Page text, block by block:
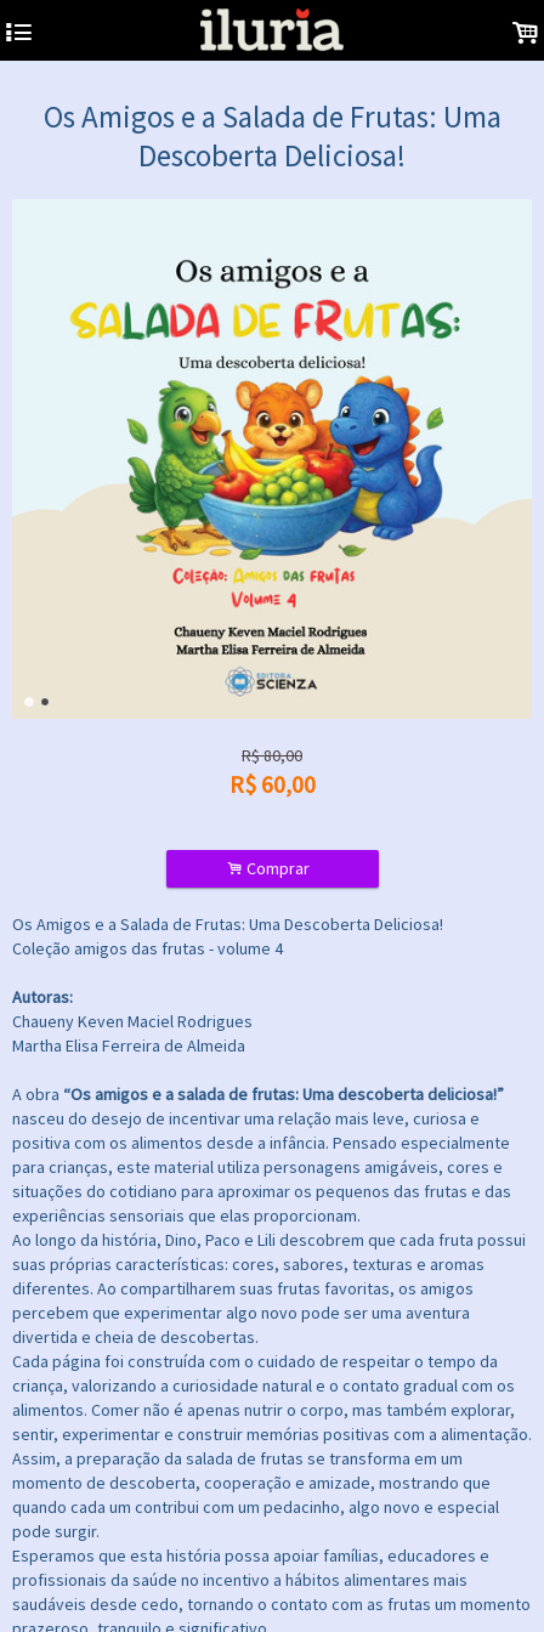
4 .
Os Amigos e a Salada de Frutas: Uma
Descoberta Deliciosa!
R$80,00
R$ 60,00
. Comprar
Os Amigos e a Salada de Frutas: Uma Descoberta Deliciosa!
Coleção amigos das frutas - volume 4
Autoras:
Chaueny Keven Maciel Rodrigues
Martha Elisa Ferreira de Almeida
A obra “Os amigos e a salada de frutas: Uma descoberta deliciosa!”
nasceu do desejo de incentivar uma relação mais leve, curiosa e
positiva com os alimentos desde a infância. Pensado especialmente
para crianças, este material utiliza personagens amigáveis, cores e
situações do cotidiano para aproximar os pequenos das frutas e das
experiências sensoriais que elas proporcionam.
Ao longo da história, Dino, Paco e Lili descobrem que cada fruta possui
suas próprias características: cores, sabores, texturas e aromas
diferentes. Ao compartilharem suas frutas favoritas, os amigos
percebem que experimentar algo novo pode ser uma aventura
divertida e cheia de descobertas.
Cada página foi construída com o cuidado de respeitar o tempo da
criança, valorizando a curiosidade natural e o contato gradual com os
alimentos. Comer não é apenas nutrir o corpo, mas também explorar,
sentir, experimentar e construir memórias positivas com a alimentação.
Assim, a preparação da salada de frutas se transforma em um
momento de descoberta, cooperação e amizade, mostrando que
quando cada um contribui com um pedacinho, algo novo e especial
pode surgir.
Esperamos que esta história possa apoiar famílias, educadores e
profissionais da saúde no incentivo a hábitos alimentares mais
saudáveis desde cedo, tornando o contato com as frutas um momento